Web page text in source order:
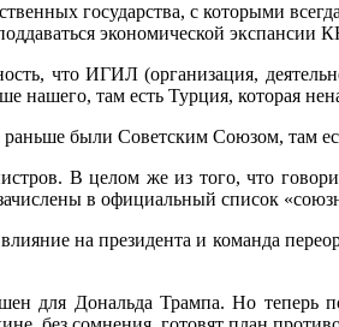
государства, с которыми
экономической экспансии
что ИГИЛ (организация,
нашего, там есть Турция, которая
раньше были Советским Союзом, там
В целом же из того, что
в официальный список
влияние на президента и команда
для Дональда Трампа. Но теперь